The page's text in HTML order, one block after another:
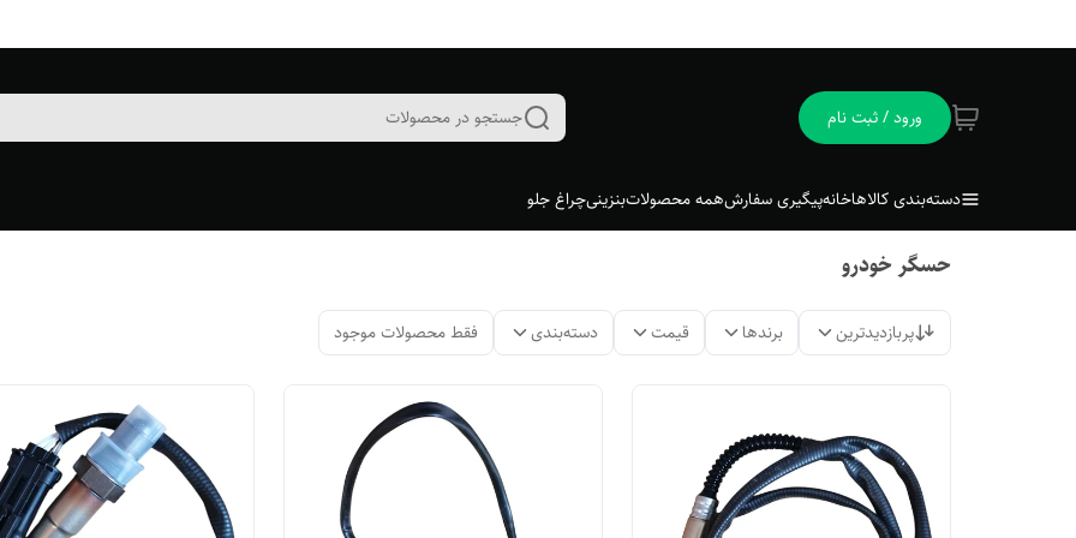
ورود / ثبت نام جستجو در محصولات
دسته‌بندی کالاهاخانهپیگیری سفارشهمه محصولاتبنزینیچراغ جلو
حسگر خودرو
پربازدیدترین برندها قیمت دسته‌بندی فقط محصولات موجود